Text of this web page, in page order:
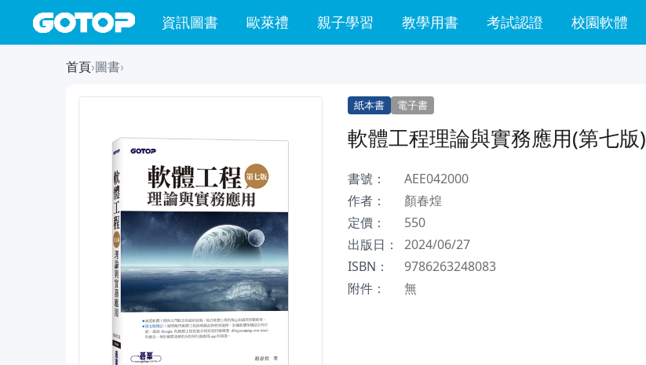
資訊圖書 歐萊禮 親子學習 教學用書 考試認證 校園軟體
首頁›圖書›
紙本書 電子書
軟體工程理論與實務應用(第七版)
書號：
AEE042000
作者：
顏春煌
定價：
550
出版日：
2024/06/27
ISBN：
9786263248083
附件：
無